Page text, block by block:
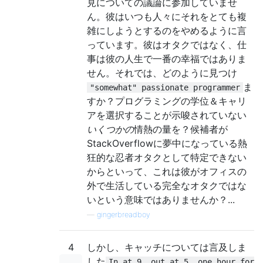
見についての議論に参加していませ
ん。彼はいつも人々にそれをとても複
雑にしようとするのをやめるように言
っています。彼はオタクではなく、仕
事は彼の人生で一番の幸福ではありま
せん。それでは、どのように見つけ
"somewhat" passionate programmer ま
すか？プログラミングの学位＆キャリ
アを選択することが示唆されていない
いくつかの情熱の量を？候補者が
StackOverflowに夢中になっている熱
狂的な忍者オタクとして特定できない
からといって、これは彼がオフィスの
外で生活している完全なオタクではな
いという意味ではありませんか？...
gingerbreadboy
4
しかし、キャッチについては言及しま